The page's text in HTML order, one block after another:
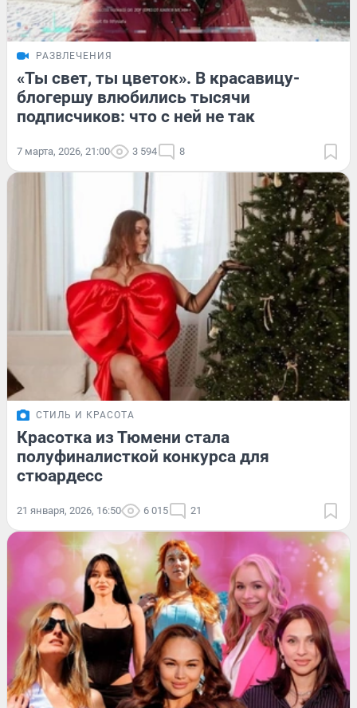
РАЗВЛЕЧЕНИЯ
«Ты свет, ты цветок». В красавицу-
блогершу влюбились тысячи
подписчиков: что с ней не так
7 марта, 2026, 21:00 3 594 8
СТИЛЬ И КРАСОТА
Красотка из Тюмени стала
полуфиналисткой конкурса для
стюардесс
21 января, 2026, 16:50 6 015 21